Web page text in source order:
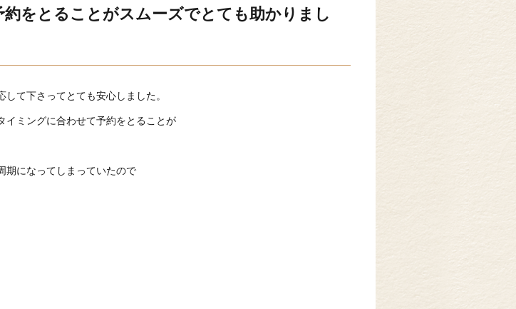
をとることがスムーズでとても助かりまし
て下さってとても安心しました。
イミングに合わせて予約をとることが
期になってしまっていたので